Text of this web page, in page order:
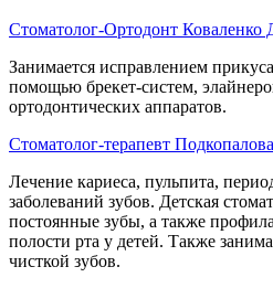
Стоматолог-Ортодонт
Занимается исправлением
помощью брекет-систем,
ортодонтических аппаратов.
Стоматолог-терапевт
Лечение кариеса, пульпита,
заболеваний зубов. Детская
постоянные зубы, а также
полости рта у детей. Также
чисткой зубов.